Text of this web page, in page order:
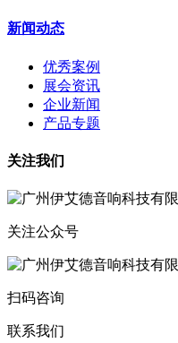
新闻动态
优秀案例
展会资讯
企业新闻
产品专题
关注我们
关注公众号
扫码咨询
联系我们